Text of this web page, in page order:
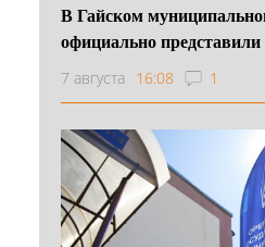
В Гайском
официально
7 августа 16:08 1